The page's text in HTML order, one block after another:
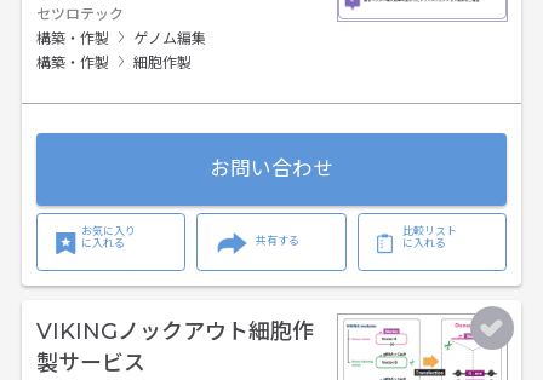
セツロテック
構築・作製
ゲノム編集
構築・作製
細胞作製
お問い合わせ
お気に入り
に入れる
共有する
比較リスト
に入れる
VIKINGノックアウト細胞作
製サービス